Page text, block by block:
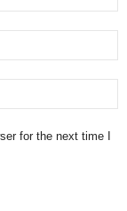
for the next time I